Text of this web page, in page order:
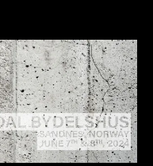
o
n
is
t
2024